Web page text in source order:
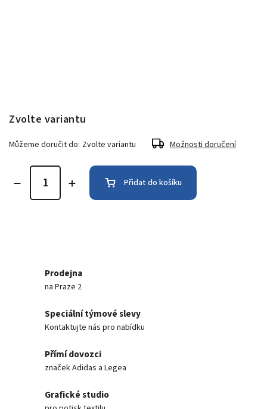
Zvolte variantu
Můžeme doručit do: Zvolte variantu Možnosti doručení
Přidat do košíku
Prodejna
na Praze 2
Speciální týmové slevy
Kontaktujte nás pro nabídku
Přímí dovozci
značek Adidas a Legea
Grafické studio